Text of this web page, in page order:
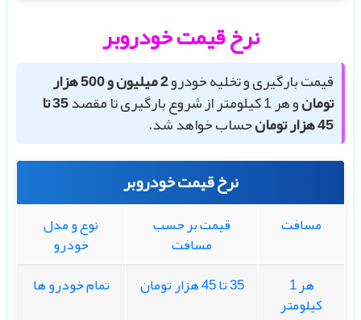
نرخ قیمت خودروبر
قیمت بارگیری و تخلیه خودرو 2 میلیون و 500 هزار
تومانو هر 1 کیلومتر از شروع بارگیری تا مقصد 35 تا
حساب خواهد شد.
نرخ قیمت خودروبر
مسافت قیمت بر حسب
مسافت
نوع و مدل
خودرو
هر 1
کیلومتر
تمام خودرو ها